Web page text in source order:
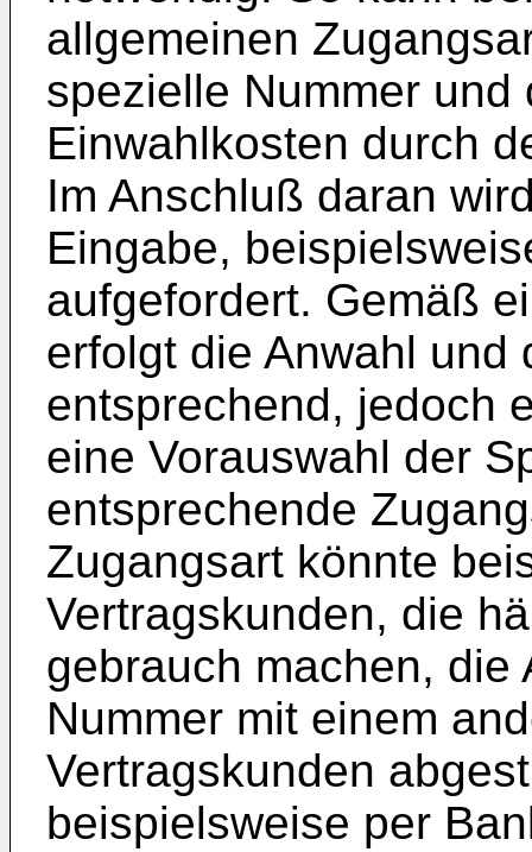
allgemeinen
spezielle Nummer
Einwahlkosten durch
Im Anschluß daran
Eingabe,
aufgefordert. Gemäß
erfolgt die Anwahl und
entsprechend, jedoch
eine Vorauswahl der
entsprechende
Zugangsart könnte
Vertragskunden, die
gebrauch machen, die
Nummer mit einem
Vertragskunden
beispielsweise per